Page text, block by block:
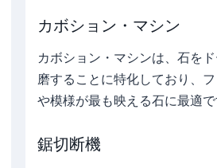
カボション・マシン
カボション・マシンは、石を
磨することに特化しており、
や模様が最も映える石に最適で
鋸切断機